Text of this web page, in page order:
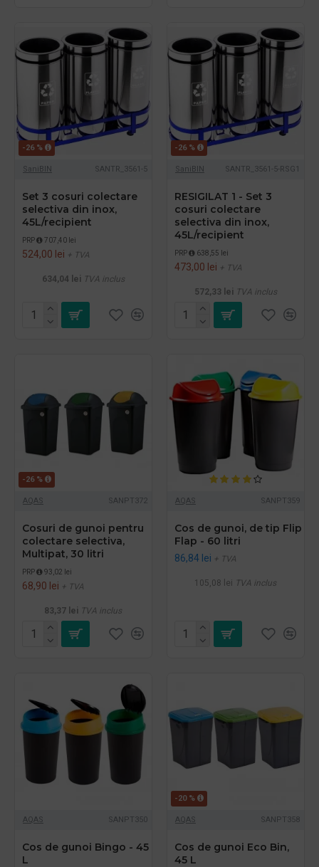
-26 %
SaniBIN SANTR_3561-5
Set 3 cosuri colectare
selectiva din inox,
45L/recipient
PRP 707,40 lei
524,00 lei + TVA
634,04 lei TVA inclus
-26 %
SaniBIN SANTR_3561-5-RSG1
RESIGILAT 1 - Set 3
cosuri colectare
selectiva din inox,
45L/recipient
PRP 638,55 lei
473,00 lei + TVA
572,33 lei TVA inclus
-26 %
AQAS SANPT372
Cosuri de gunoi pentru
colectare selectiva,
Multipat, 30 litri
PRP 93,02 lei
68,90 lei + TVA
83,37 lei TVA inclus
AQAS SANPT359
Cos de gunoi, de tip Flip
Flap - 60 litri
86,84 lei + TVA
105,08 lei TVA inclus
AQAS SANPT350
Cos de gunoi Bingo - 45
L
-20 %
AQAS SANPT358
Cos de gunoi Eco Bin,
45 L